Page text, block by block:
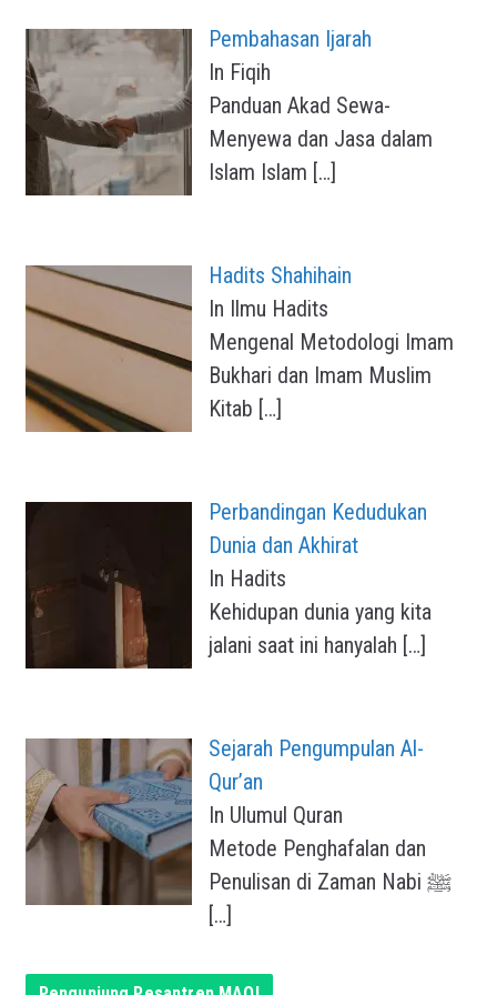
Pembahasan Ijarah
In Fiqih
Panduan Akad Sewa-
Menyewa dan Jasa dalam
Islam Islam […]
Hadits Shahihain
In Ilmu Hadits
Mengenal Metodologi Imam
Bukhari dan Imam Muslim
Kitab […]
Perbandingan Kedudukan
Dunia dan Akhirat
In Hadits
Kehidupan dunia yang kita
jalani saat ini hanyalah […]
Sejarah Pengumpulan Al-
Qur’an
In Ulumul Quran
Metode Penghafalan dan
Penulisan di Zaman Nabi ﷺ
[…]